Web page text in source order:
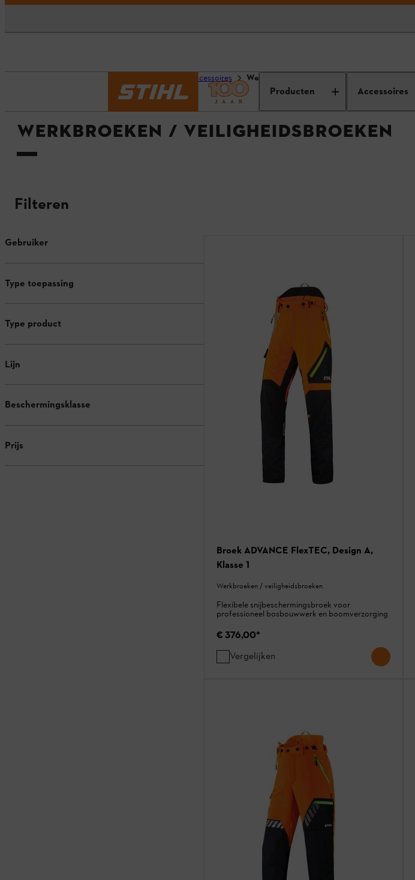
Producten Accessoires
Productaccessoires Werkbroeken / veiligheidsbroeken
WERKBROEKEN / VEILIGHEIDSBROEKEN
Filteren
Gebruiker
Type toepassing
Type product
Lijn
Beschermingsklasse
Prijs
Broek ADVANCE FlexTEC, Design A,
Klasse 1
Werkbroeken / veiligheidsbroeken
Flexibele snijbeschermingsbroek voor
professioneel bosbouwwerk en boomverzorging
€ 376,00*
Vergelijken